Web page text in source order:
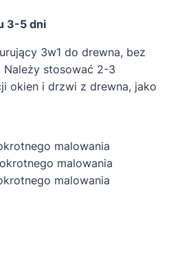
3-5 dni
3w1 do drewna, bez
Należy stosować 2-3
okien i drzwi z drewna, jako
malowania
malowania
malowania